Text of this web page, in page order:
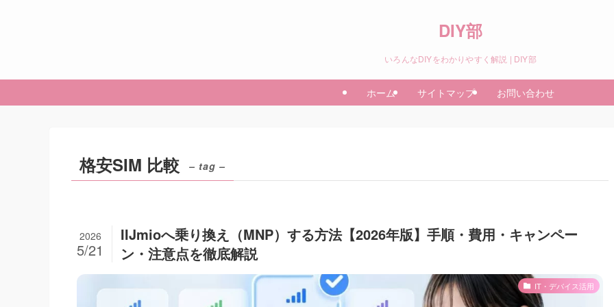
DIY部
いろんなDIYをわかりやすく解説 | DIY部
ホーム サイトマップ お問い合わせ
格安SIM 比較 – tag –
IIJmioへ乗り換え（MNP）する方法【2026年版】手順・費用・キャンペー
ン・注意点を徹底解説
2026
5/21
IT・デバイス活用